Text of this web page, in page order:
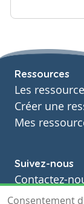
Ressources
Les
Créer une
Mes
Suivez-nous
Contactez-
Soutien
Consentement